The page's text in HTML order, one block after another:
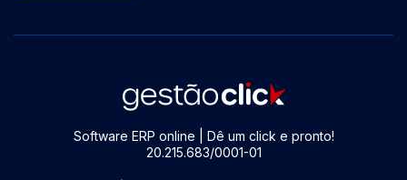
Software ERP online | Dê um click e pronto!
20.215.683/0001-01